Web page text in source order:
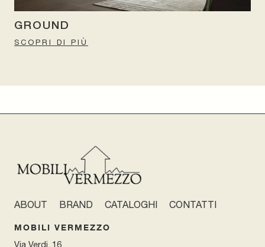
GROUND
SCOPRI DI PIÙ
ABOUT BRAND CATALOGHI CONTATTI
MOBILI VERMEZZO
Via Verdi, 16